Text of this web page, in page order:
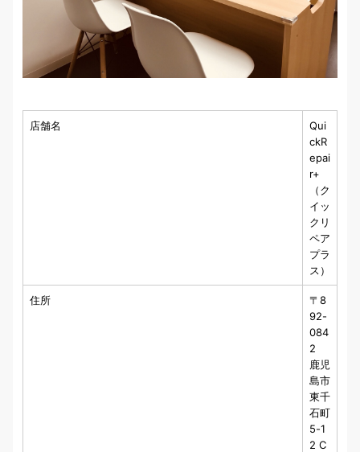
店舗名
Qui
ckR
epai
r+
（ク
イッ
クリ
ペア
プラ
ス）
住所
〒8
92-
084
2
鹿児
島市
東千
石町
5-1
2 C